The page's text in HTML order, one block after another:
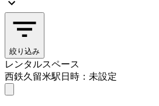
絞り込み
レンタルスペース
西鉄久留米駅日時：未設定